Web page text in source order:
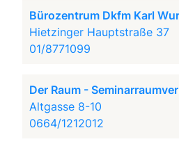
Bürozentrum Dkfm Karl
Hietzinger Hauptstraße 37
01/8771099
Der Raum -
Altgasse 8-10
0664/1212012